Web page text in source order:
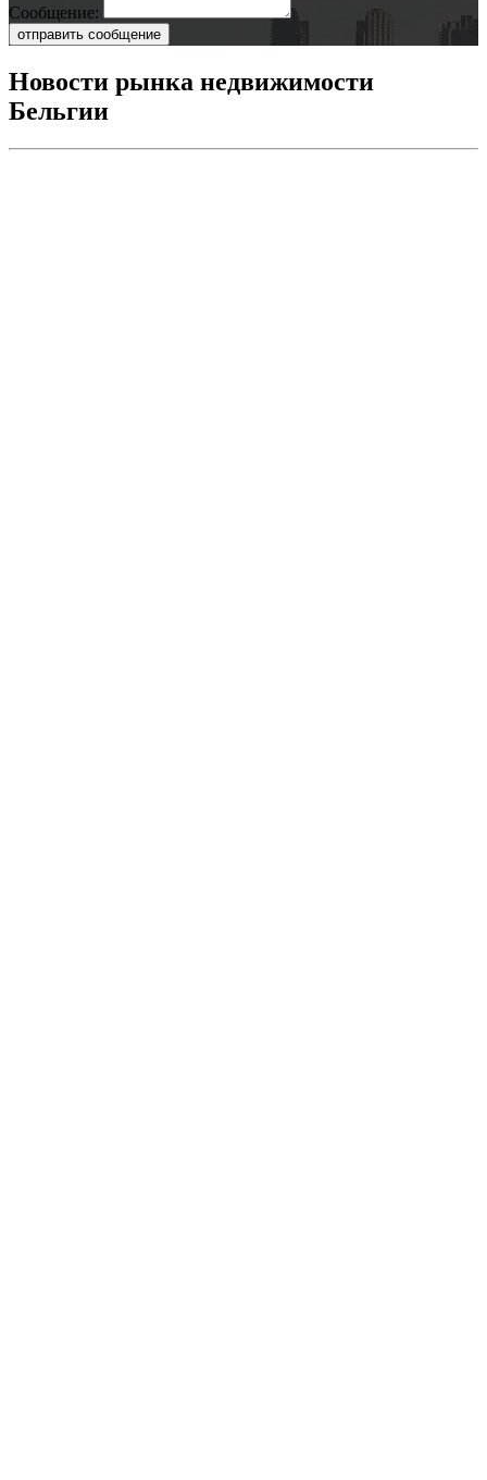
Сообщение:
отправить сообщение
Новости рынка недвижимости
Бельгии